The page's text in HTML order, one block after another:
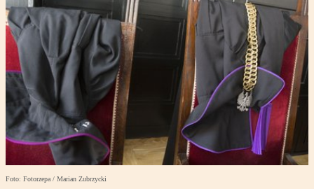
Foto: Fotorzepa / Marian Zubrzycki